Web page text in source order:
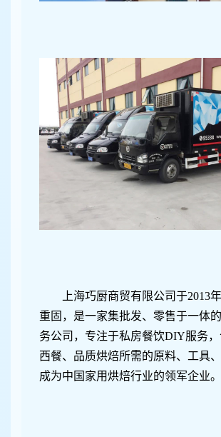
上海巧厨商贸有限公司于2013
重固，是一家集批发、零售于一体
务公司，专注于私房餐饮DIY服务，
西餐、品质烘焙所需的原料、工具
成为中国家用烘焙行业的领军企业。